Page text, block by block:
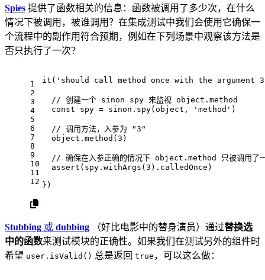
Spies 提供了函数相关的信息：函数被调用了多少次，在什么
情况下被调用，被谁调用？在集成测试中我们会使用它确保一
个流程中的副作用符合预期，例如在下列场景中观察该方法是
否只执行了一次？
1
2
3
4
5
6
7
8
9
10
11
12
it ( 'should call method once with the argument
// 创建一个 sinon spy 来监视 object.method
const spy = sinon. spy(object, 'method' )
// 调用方法，入参为 "3"
  object.
method ( 3 )
// 确保在入参正确的情况下 object.method 只被调用了
assert (spy. withArgs ( 3 ). calledOnce )
})
Stubbing 或 dubbing （好比电影中的替身演员）通过替换选
中的函数来测试模块的正确性。如果我们在测试另外的组件时
希望 user.isValid() 总是返回 true ，可以这么做：